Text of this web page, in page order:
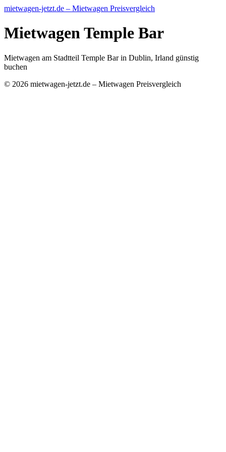
mietwagen-jetzt.de – Mietwagen Preisvergleich
Mietwagen Temple Bar
Mietwagen am Stadtteil Temple Bar in Dublin, Irland günstig
buchen
© 2026 mietwagen-jetzt.de – Mietwagen Preisvergleich